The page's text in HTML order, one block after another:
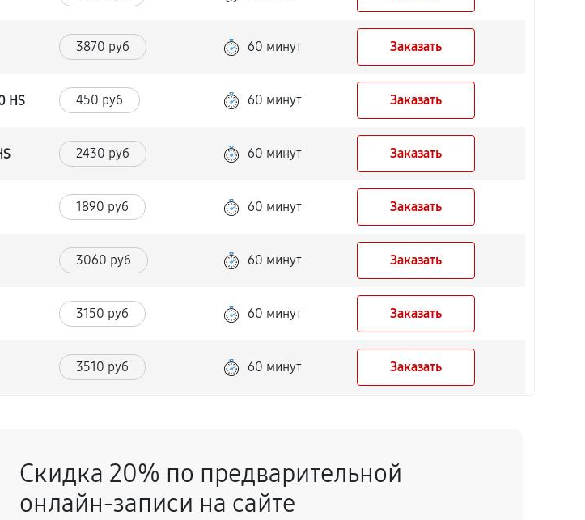
3870 руб 60 минут Заказать
HS 450 руб 60 минут Заказать
2430 руб 60 минут Заказать
1890 руб 60 минут Заказать
3060 руб 60 минут Заказать
3150 руб 60 минут Заказать
3510 руб 60 минут Заказать
2970 руб 60 минут Заказать
Скидка 20% по предварительной
онлайн-записи на сайте